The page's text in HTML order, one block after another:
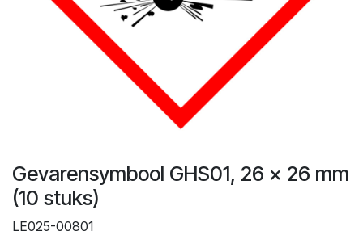
Gevarensymbool GHS01, 26 x 26 mm
(10 stuks)
LE025-00801